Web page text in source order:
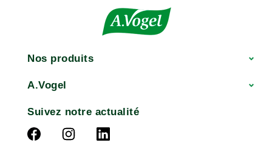
Nos produits
A.Vogel
Suivez notre actualité